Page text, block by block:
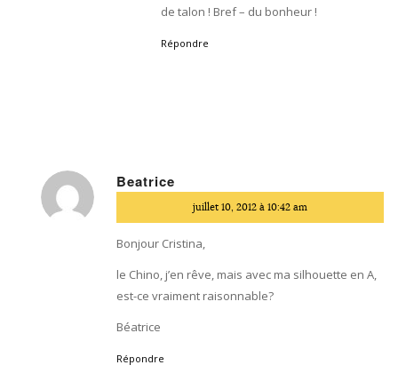
de talon ! Bref – du bonheur !
Répondre
Beatrice
:
juillet 10, 2012 à 10:42 am
Bonjour Cristina,
le Chino, j’en rêve, mais avec ma silhouette en A,
est-ce vraiment raisonnable?
Béatrice
Répondre